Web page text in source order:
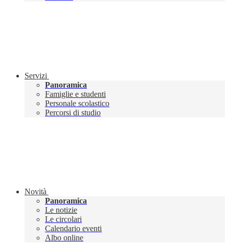
Servizi
Panoramica
Famiglie e studenti
Personale scolastico
Percorsi di studio
Novità
Panoramica
Le notizie
Le circolari
Calendario eventi
Albo online